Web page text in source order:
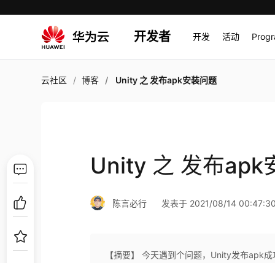
开发者 开发 活动
云社区 博客 Unity 之 发布apk安装问题
Unity 之 发布apk
陈言必行 发表于 2021/08/14
【摘要】 今天遇到个问题，Unity发布apk